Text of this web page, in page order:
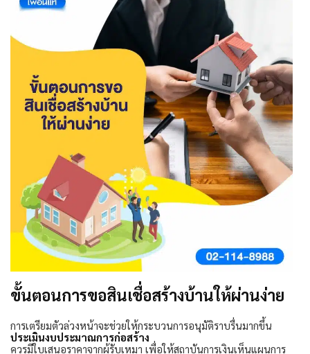
ขั้นตอนการขอสินเชื่อสร้างบ้านให้ผ่านง่าย
การเตรียมตัวล่วงหน้าจะช่วยให้กระบวนการอนุมัติราบรื่นมากขึ้น
ประเมินงบประมาณการก่อสร้าง
ควรมีใบเสนอราคาจากผู้รับเหมา เพื่อให้สถาบันการเงินเห็นแผนการ